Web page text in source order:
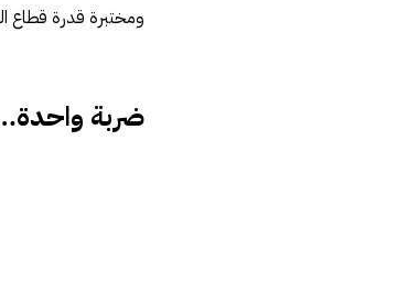
ومختبرة قدرة قطاع
ضربة واحدة…